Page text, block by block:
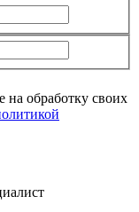
на обработку своих